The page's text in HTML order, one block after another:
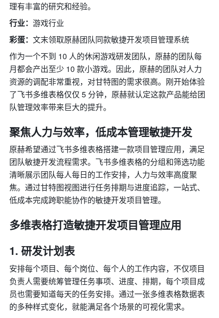
理有丰富的研究和经验。
行业：游戏行业
彩蛋：文末领取原赫团队同款敏捷开发项目管理系统
作为一个不到 10 人的休闲游戏研发团队，原赫的团队每
月都会产出至少 10 款小游戏。因此，原赫的团队对人力
资源的调配非常重视，对甘特图的需求很高。刚开始体验
了飞书多维表格仅仅 5 分钟，原赫就认定这款产品能给团
队管理效率带来巨大的提升。
聚焦人力与效率，低成本管理敏捷开发
原赫希望通过飞书多维表格搭建一款项目管理应用，满足
团队敏捷开发流程需求。飞书多维表格的分组和筛选功能
清晰展示团队每人每日的工作安排，人力与效率高度聚
焦。通过甘特图视图进行任务排期与进度追踪，一站式、
低成本完成跨职能协作的敏捷开发项目管理。
多维表格打造敏捷开发项目管理应用
研发计划表
安排每个项目、每个岗位、每个人的工作内容，不仅项目
负责人需要统筹管理任务事项、进度、排期，每个项目成
员也需要知道每天的任务安排。通过一张多维表格数据表
的多种样式变化，就能满足各个场景的可视化需求。